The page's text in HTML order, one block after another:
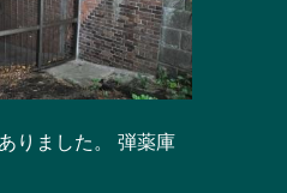
りました。 弾薬庫